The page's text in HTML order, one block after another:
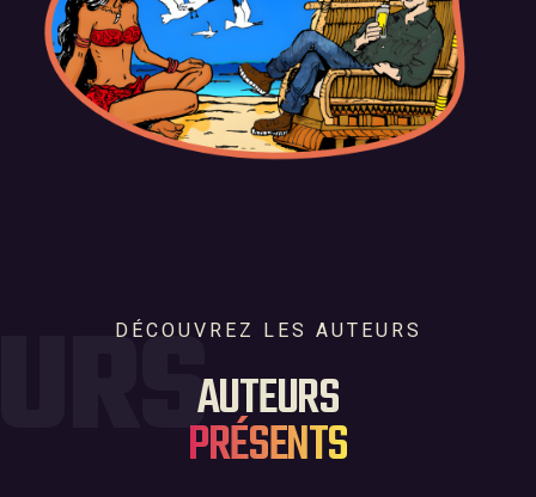
Suivez-vous sur les réseaux 🌟
DÉCOUVREZ LES AUTEURS
AUTEURS
PRÉSENTS